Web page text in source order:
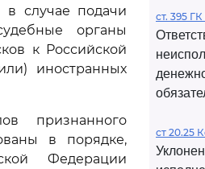
в случае подачи
органы
к Российской
иностранных
признанного
в порядке,
Федерации
ст. 395
ст 20.25